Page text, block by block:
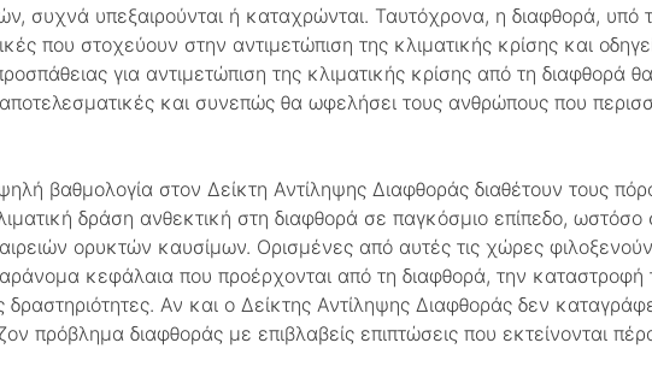
συχνά υπεξαιρούνται ή καταχρώνται. Ταυτόχρονα, η διαφθορά, υπό
που στοχεύουν στην αντιμετώπιση της κλιματικής κρίσης και
για αντιμετώπιση της κλιματικής κρίσης από τη διαφθορά
αποτελεσματικές και συνεπώς θα ωφελήσει τους ανθρώπους που
βαθμολογία στον Δείκτη Αντίληψης Διαφθοράς διαθέτουν τους
δράση ανθεκτική στη διαφθορά σε παγκόσμιο επίπεδο,
ορυκτών καυσίμων. Ορισμένες από αυτές τις χώρες
κεφάλαια που προέρχονται από τη διαφθορά, την καταστροφή
δραστηριότητες. Αν και ο Δείκτης Αντίληψης Διαφθοράς δεν
πρόβλημα διαφθοράς με επιβλαβείς επιπτώσεις που εκτείνονται